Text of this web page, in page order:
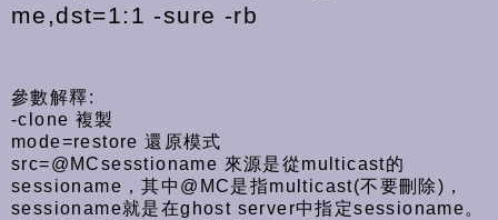
me,dst=1:1 -sure -rb
參數解釋:
-clone 複製
mode=restore 還原模式
src=@MCsesstioname 來源是從multicast的
sessioname，其中@MC是指multicast(不要刪除)，
sessioname就是在ghost server中指定sessioname。